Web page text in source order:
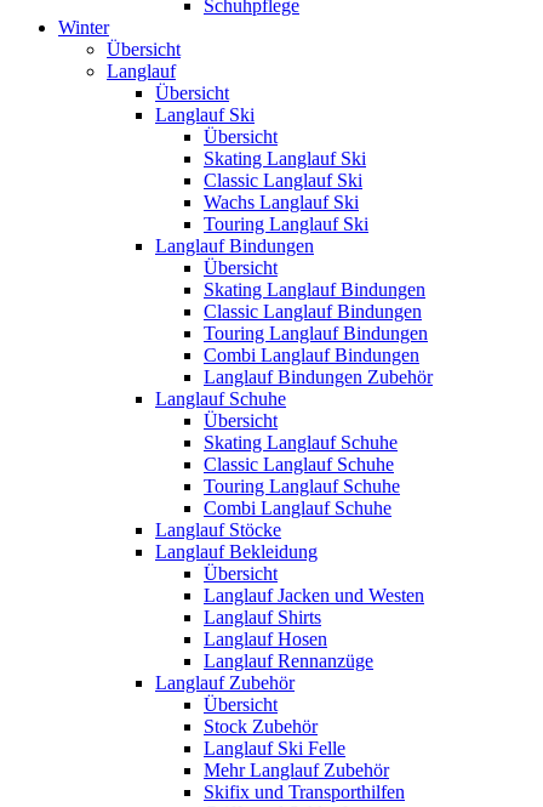
Schuhpflege
Winter
Übersicht
Langlauf
Übersicht
Langlauf Ski
Übersicht
Skating Langlauf Ski
Classic Langlauf Ski
Wachs Langlauf Ski
Touring Langlauf Ski
Langlauf Bindungen
Übersicht
Skating Langlauf Bindungen
Classic Langlauf Bindungen
Touring Langlauf Bindungen
Combi Langlauf Bindungen
Langlauf Bindungen Zubehör
Langlauf Schuhe
Übersicht
Skating Langlauf Schuhe
Classic Langlauf Schuhe
Touring Langlauf Schuhe
Combi Langlauf Schuhe
Langlauf Stöcke
Langlauf Bekleidung
Übersicht
Langlauf Jacken und Westen
Langlauf Shirts
Langlauf Hosen
Langlauf Rennanzüge
Langlauf Zubehör
Übersicht
Stock Zubehör
Langlauf Ski Felle
Mehr Langlauf Zubehör
Skifix und Transporthilfen